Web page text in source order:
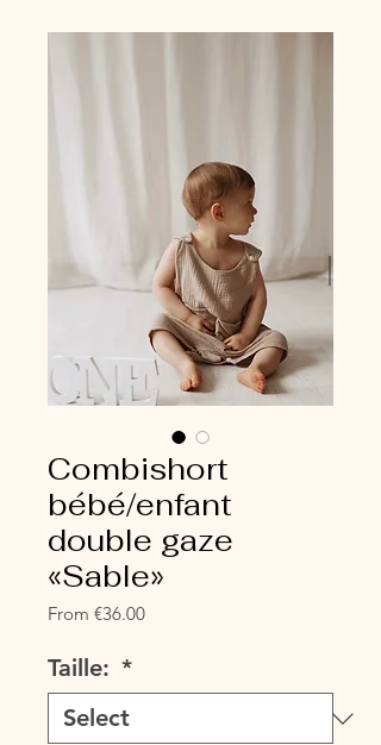
Combishort
bébé/enfant
double gaze
«Sable»
From €36.00Sale
Taille: *